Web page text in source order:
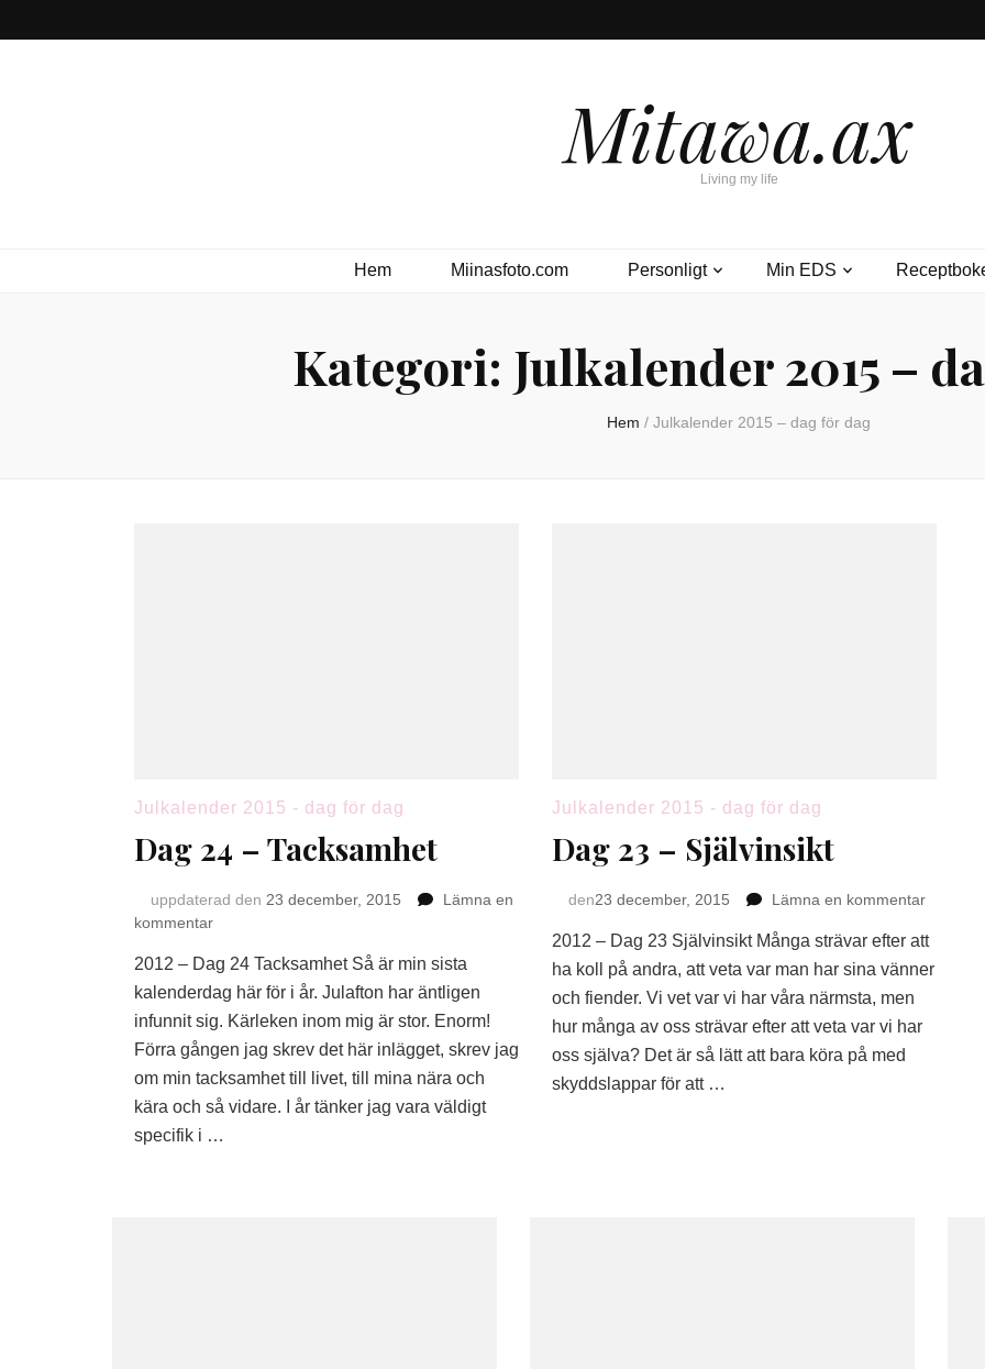
Mitawa.ax
Living my life
Hem Miinasfoto.com Personligt Min EDS
Kategori: Julkalender 2015 –
Hem / Julkalender 2015 – dag för dag
Julkalender 2015 - dag för dag
Dag 24 – Tacksamhet
uppdaterad den 23 december, 2015
Lämna en
kommentarpå
24
–
Tacksamhet
2012 – Dag 24 Tacksamhet Så är min sista
kalenderdag här för i år. Julafton har äntligen
infunnit sig. Kärleken inom mig är stor. Enorm!
Förra gången jag skrev det här inlägget, skrev jag
om min tacksamhet till livet, till mina nära och
kära och så vidare. I år tänker jag vara väldigt
specifik i …
Julkalender 2015 - dag för dag
Dag 23 – Självinsikt
den23 december, 2015 Lämna en kommentarpå
23
–
2012 – Dag 23 Självinsikt Många strävar efter att
ha koll på andra, att veta var man har sina vänner
och fiender. Vi vet var vi har våra närmsta, men
hur många av oss strävar efter att veta var vi har
oss själva? Det är så lätt att bara köra på med
skyddslappar för att …